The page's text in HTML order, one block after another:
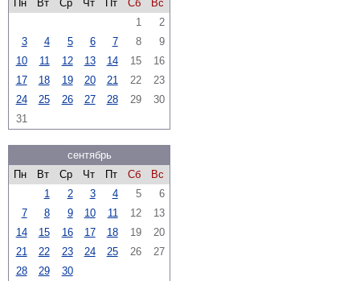
Пн
Вт Ср Чт Пт Сб
Вс
1
2
3
4 5 6 7 8
9
10
11 12 13 14 15
16
17
18 19 20 21 22
23
24
25 26 27 28 29
30
31
сентябрь
Пн
Вт Ср Чт Пт Сб
Вс
1
2 3 4 5
6
7
8 9 10 11 12
13
14
15 16 17 18 19
20
21
22 23 24 25 26
27
28
29 30